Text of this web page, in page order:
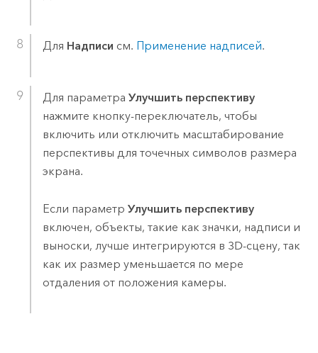
Для Надписи см. Применение надписей.
Для параметра Улучшить перспективу
нажмите кнопку-переключатель, чтобы
включить или отключить масштабирование
перспективы для точечных символов размера
экрана.
Если параметр Улучшить перспективу
включен, объекты, такие как значки, надписи и
выноски, лучше интегрируются в 3D-сцену, так
как их размер уменьшается по мере
отдаления от положения камеры.